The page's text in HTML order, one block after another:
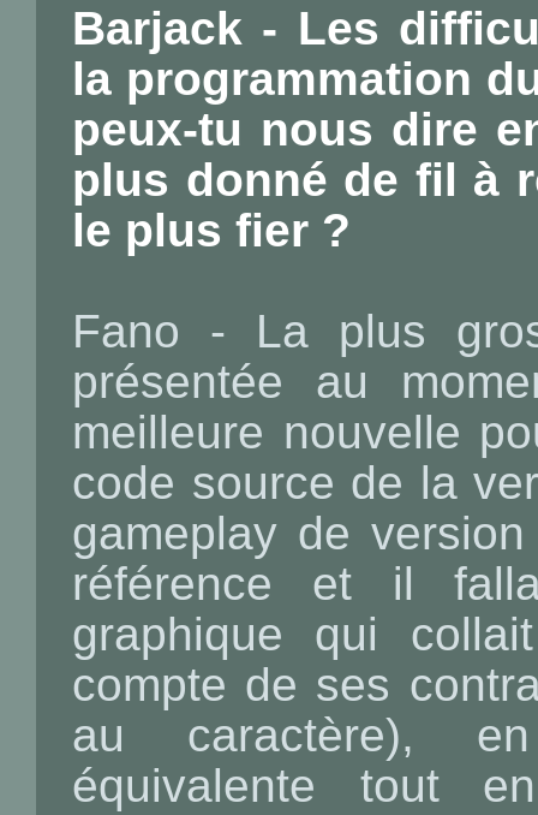
Barjack - Les
la programmation
peux-tu nous dire
plus donné de fil à
le plus fier ?
Fano - La plus
présentée au
meilleure nouvelle
code source de la
gameplay de
référence et il
graphique qui
compte de ses
au caractère),
équivalente tout